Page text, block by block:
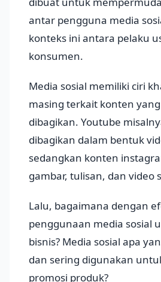
antar pengguna media
konteks ini antara pelaku
konsumen.
Media sosial memiliki ciri
masing terkait konten
dibagikan. Youtube
dibagikan dalam bentuk
sedangkan konten
gambar, tulisan, dan video
Lalu, bagaimana dengan
penggunaan media sosial
bisnis? Media sosial apa
dan sering digunakan
promosi produk?